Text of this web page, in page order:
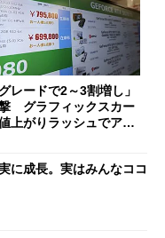
グレードで2～3割増し」
グラフィックスカー
上がりラッシュでアキ
に成長。実はみんなココ